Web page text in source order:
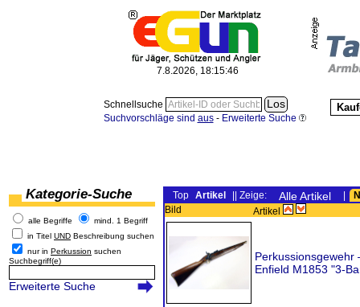
7.8.2026, 18:15:46
Schnellsuche
Suchvorschläge sind aus- Erweiterte Suche
Kategorie-Suche
alle Begriffe
mind. 1 Begriff
in Titel UND Beschreibung suchen
nur in Perkussion suchen
Suchbegriff(e)
Erweiterte Suche
Top Artikel || Zeige: Alle Artikel
Bild
Artikel
Perkussionsgewehr
Enfield M1853 "3-